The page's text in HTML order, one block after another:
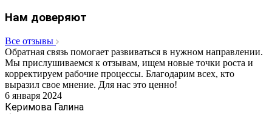
Нам доверяют
Все отзывы
Обратная связь помогает развиваться в нужном направлении.
Мы прислушиваемся к отзывам, ищем новые точки роста и
корректируем рабочие процессы. Благодарим всех, кто
выразил свое мнение. Для нас это ценно!
6 января 2024
Керимова Галина